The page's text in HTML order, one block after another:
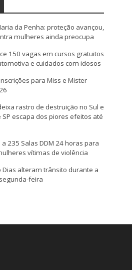
da Penha: proteção avançou,
mulheres ainda preocupa
150 vagas em cursos gratuitos
e cuidados com idosos
para Miss e Mister
rastro de destruição no Sul e
SP escapa dos piores efeitos até
235 Salas DDM 24 horas para
vítimas de violência
Dias alteram trânsito durante a
feira